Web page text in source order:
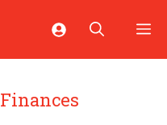
Finances